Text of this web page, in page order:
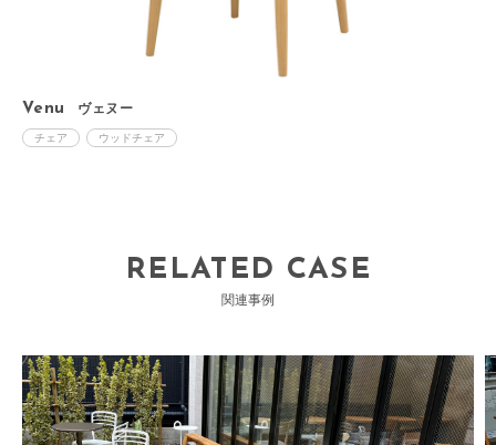
Venu ヴェヌー
チェア ウッドチェア
RELATED CASE
関連事例